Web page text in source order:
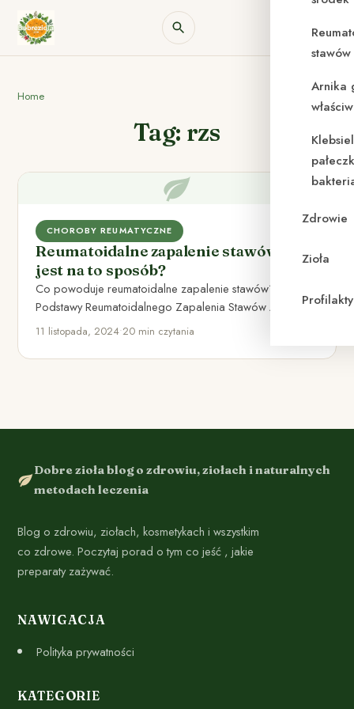
Arnika
Zdrowie
Zioła
Home
Tag: rzs
CHOROBY REUMATYCZNE
Reumatoidalne zapalenie stawów czy
jest na to sposób?
Co powoduje reumatoidalne zapalenie stawów? I.
Podstawy Reumatoidalnego Zapalenia Stawów A.
Definicja RZS Reumatoidalne Zapalenie Stawów (RZS)
11 listopada, 2024•20 min czytania
Dobre zioła blog o zdrowiu, ziołach i naturalnych
metodach leczenia
Blog o zdrowiu, ziołach, kosmetykach i wszystkim
co zdrowe. Poczytaj porad o tym co jeść , jakie
preparaty zażywać.
NAWIGACJA
Polityka prywatności
KATEGORIE